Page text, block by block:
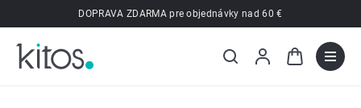
na
obsah
DOPRAVA ZDARMA pre objednávky nad 60 €